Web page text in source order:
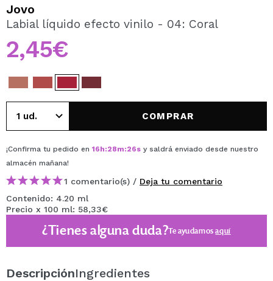
Al crear una cuenta en Maquillalia.com podrás realizar
tus compras rápidamente, revisar el estado de tus
pedidos y consultar tus operaciones anteriores.
Jovo
Labial líquido efecto vinilo - 04: Coral
2,45€
COMPRAR
¡Confirma tu pedido en 16h:28m:26s y saldrá enviado desde nuestro
almacén mañana!
1 comentario(s) / Deja tu comentario
Contenido: 4.20 ml
Precio x 100 ml: 58,33€
¿Tienes alguna duda?Te ayudamosaquí
DescripciónIngredientes